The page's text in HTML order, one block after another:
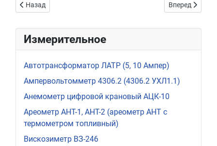
Измерительное
Автотрансформатор ЛАТР (5, 10 Ампер)
Ампервольтомметр 4306.2 (4306.2 УХЛ1.1)
Анемометр цифровой крановый АЦК-10
Ареометр АНТ-1, АНТ-2 (ареометр АНТ с
термометром топливный)
Вискозиметр ВЗ-246
Предыдущий: Прибор А-82
Назад Следующий:
Вперед